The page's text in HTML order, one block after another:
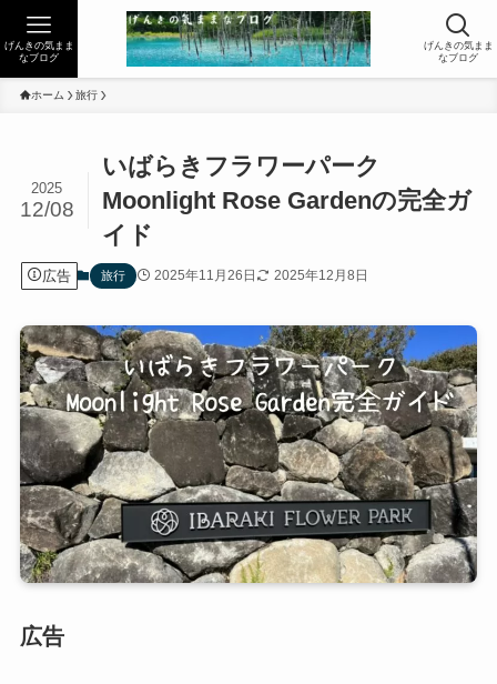
げんきの気まま
なブログ
げんきの気まま
なブログ
ホーム 旅行
いばらきフラワーパーク
Moonlight Rose Gardenの完全ガ
イド
2025
12/08
広告 旅行 2025年11月26日 2025年12月8日
広告